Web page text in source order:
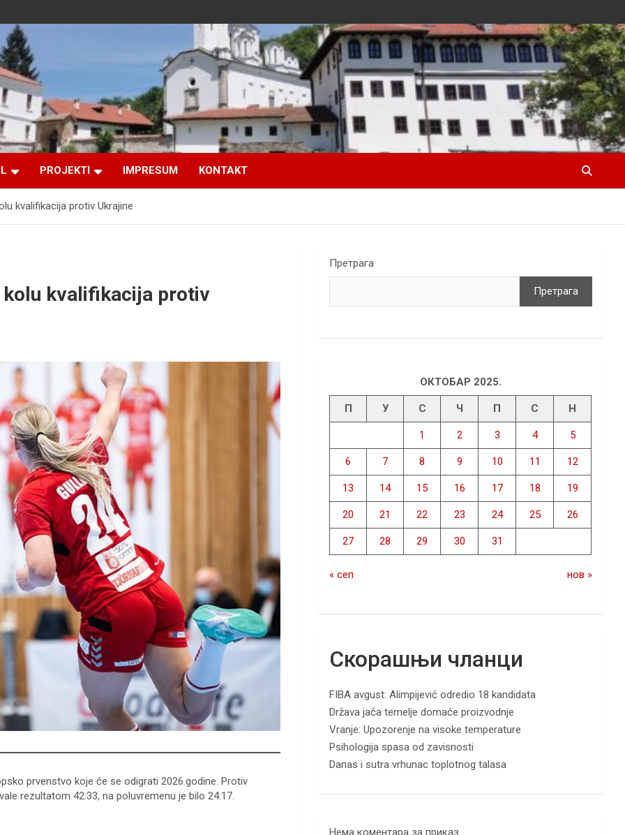
PROJEKTI IMPRESUM KONTAKT
kvalifikacija protiv Ukrajine
kolu kvalifikacija protiv
prvenstvo koje će se odigrati 2026.godine. Protiv
rezultatom 42:33, na poluvremenu je bilo 24:17.
Претрага
Претрага
ОКТОБАР 2025.
П У С Ч П С Н
1 2 3 4 5
6 7 8 9 10 11 12
13 14 15 16 17 18 19
20 21 22 23 24 25 26
27 28 29 30 31
« сеп нов »
Скорашњи чланци
FIBA avgust: Alimpijević odredio 18 kandidata
Država jača temelje domaće proizvodnje
Vranje: Upozorenje na visoke temperature
Psihologija spasa od zavisnosti
Danas i sutra vrhunac toplotnog talasa
Нема коментара за приказ.